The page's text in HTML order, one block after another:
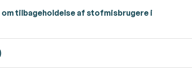
tilbageholdelse af stofmisbrugere i